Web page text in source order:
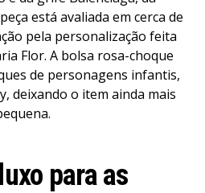
está avaliada em cerca de
pela personalização feita
Flor. A bolsa rosa-choque
de personagens infantis,
deixando o item ainda mais
para as